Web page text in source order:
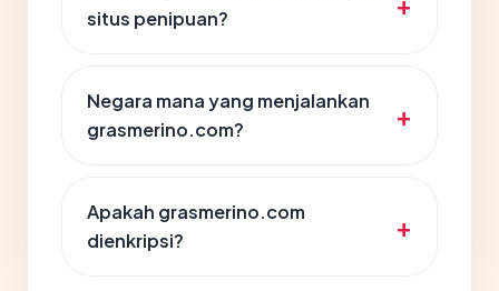
situs penipuan?
Negara mana yang menjalankan
grasmerino.com?
Apakah grasmerino.com
dienkripsi?